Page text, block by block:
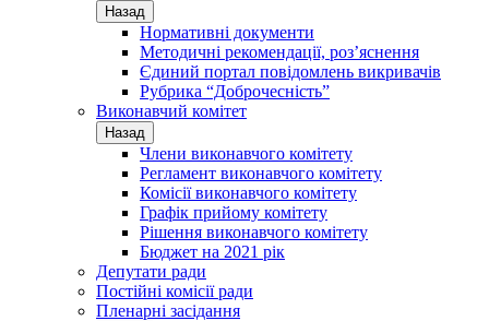
Назад
Нормативні документи
Методичні рекомендації, роз’яснення
Єдиний портал повідомлень викривачів
Рубрика “Доброчесність”
Виконавчий комітет
Назад
Члени виконавчого комітету
Регламент виконавчого комітету
Комісії виконавчого комітету
Графік прийому комітету
Рішення виконавчого комітету
Бюджет на 2021 рік
Депутати ради
Постійні комісії ради
Пленарні засідання